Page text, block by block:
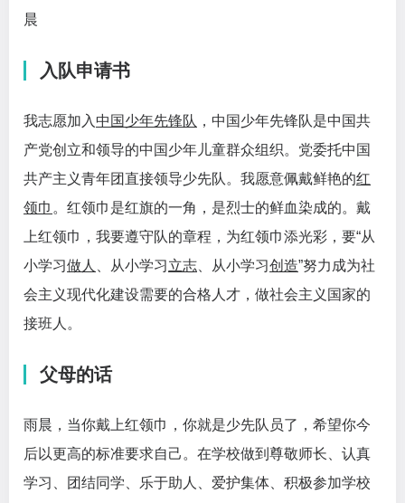
晨
入队申请书
我志愿加入 中国少年先锋队 ，中国少年先锋队是中国共
产党创立和领导的中国少年儿童群众组织。党委托中国
共产主义青年团直接领导少先队。我愿意佩戴鲜艳的红
领巾 。红领巾是红旗的一角，是烈士的鲜血染成的。戴
上红领巾，我要遵守队的章程，为红领巾添光彩，要“从
小学习做人 、从小学习立志 、从小学习创造”努力成为社
会主义现代化建设需要的合格人才，做社会主义国家的
接班人。
父母的话
雨晨，当你戴上红领巾，你就是少先队员了，希望你今
后以更高的标准要求自己。在学校做到尊敬师长、认真
学习、团结同学、乐于助人、爱护集体、积极参加学校